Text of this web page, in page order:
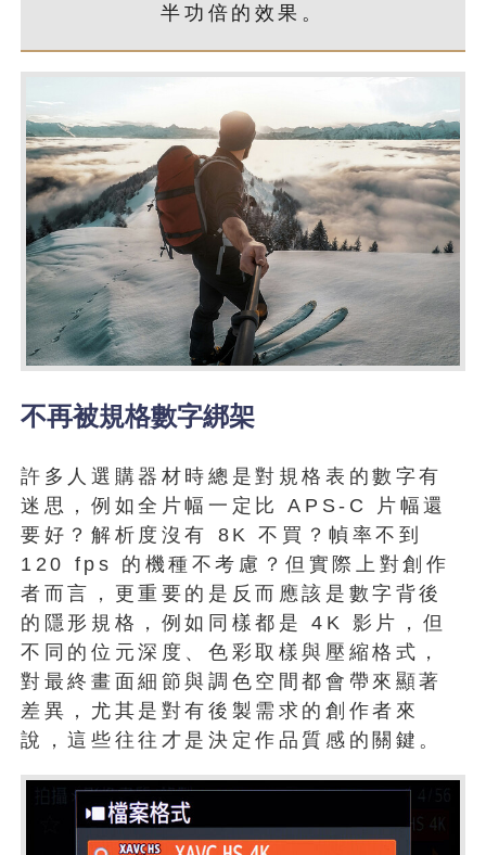
半功倍的效果。
不再被規格數字綁架
許多人選購器材時總是對規格表的數字有
迷思，例如全片幅一定比 APS-C 片幅還
要好？解析度沒有 8K 不買？幀率不到
120 fps 的機種不考慮？但實際上對創作
者而言，更重要的是反而應該是數字背後
的隱形規格，例如同樣都是 4K 影片，但
不同的位元深度、色彩取樣與壓縮格式，
對最終畫面細節與調色空間都會帶來顯著
差異，尤其是對有後製需求的創作者來
說，這些往往才是決定作品質感的關鍵。